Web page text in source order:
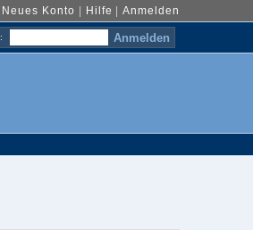
Neues Konto Hilfe |Anmelden